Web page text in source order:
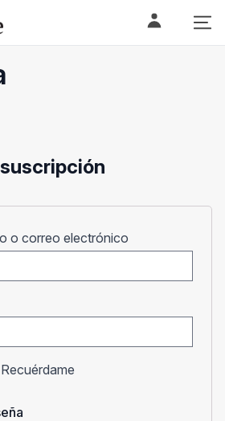
o correo electrónico
Recuérdame